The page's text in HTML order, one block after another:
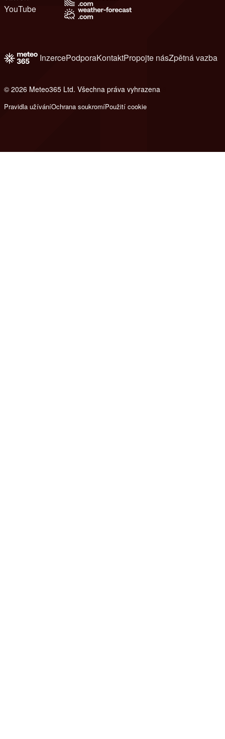
YouTube
InzercePodporaKontaktPropojte násZpětná vazba
© 2026 Meteo365 Ltd. Všechna práva vyhrazena
Pravidla užíváníOchrana soukromíPoužití cookie